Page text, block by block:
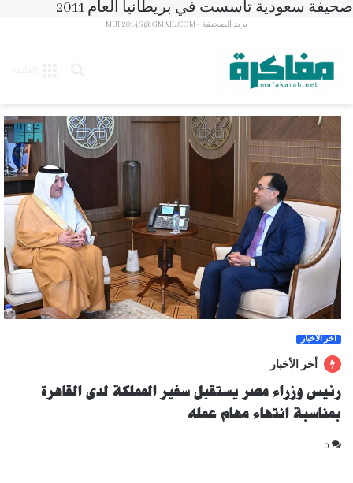
صحيفة سعودية تأسست في بريطانيا العام 2011
بريد الصحيفة - MUF2014S@GMAIL.COM
آخر الأخبار
أخر الأخبار
رئيس وزراء مصر يستقبل سفير المملكة لدى القاهرة
بمناسبة انتهاء مهام عمله
0